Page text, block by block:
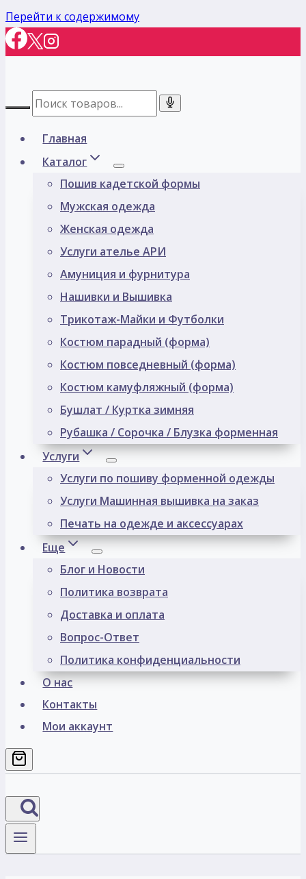
Перейти к содержимому
Главная
Каталог
Пошив кадетской формы
Мужская одежда
Женская одежда
Услуги ателье АРИ
Амуниция и фурнитура
Нашивки и Вышивка
Трикотаж-Майки и Футболки
Костюм парадный (форма)
Костюм повседневный (форма)
Костюм камуфляжный (форма)
Бушлат / Куртка зимняя
Рубашка / Сорочка / Блузка форменная
Услуги
Услуги по пошиву форменной одежды
Услуги Машинная вышивка на заказ
Печать на одежде и аксессуарах
Еще
Блог и Новости
Политика возврата
Доставка и оплата
Вопрос-Ответ
Политика конфиденциальности
О нас
Контакты
Мои аккаунт